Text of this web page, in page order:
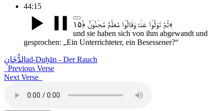
44:15
ثُمَّ تَوَلَّوۡا عَنۡہُ وَقَالُوۡا مُعَلَّمٌ مَّجۡنُوۡنٌ ﴿ۘ۱۵﴾
und sie haben sich von ihm abgewandt und
gesprochen: „Ein Unterrichteter, ein Besessener?“
الدُّخَانِ ad-Duḫān - Der Rauch
Previous Verse
Next Verse